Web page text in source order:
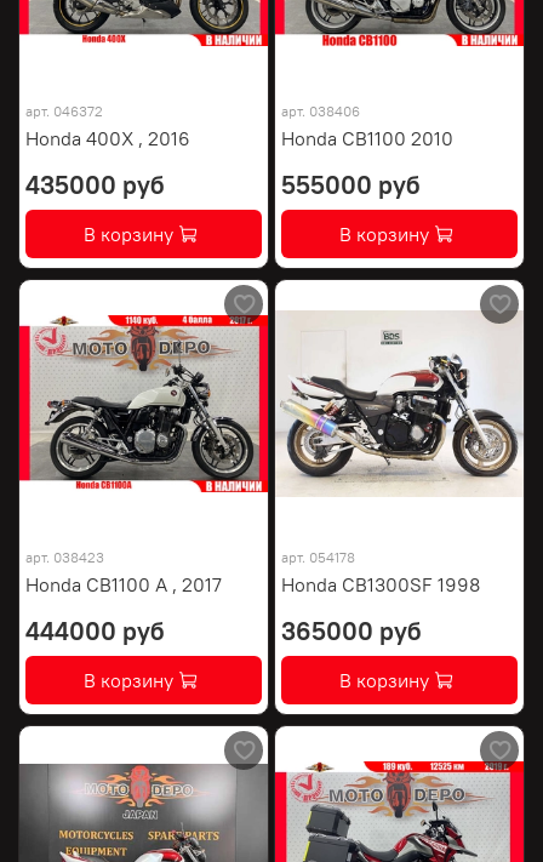
арт. 046372
Honda 400X , 2016
435000 руб
В корзину
арт. 038406
Honda CB1100 2010
555000 руб
В корзину
арт. 038423
Honda CB1100 A , 2017
444000 руб
В корзину
арт. 054178
Honda CB1300SF 1998
365000 руб
В корзину